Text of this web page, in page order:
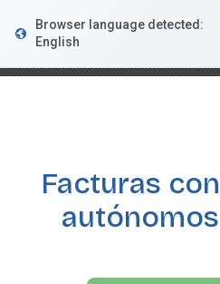
FacturaDirecta
Browser language detected:
English
Facturas